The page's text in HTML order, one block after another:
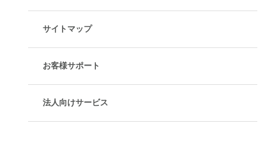
サイトマップ
お客様サポート
法人向けサービス